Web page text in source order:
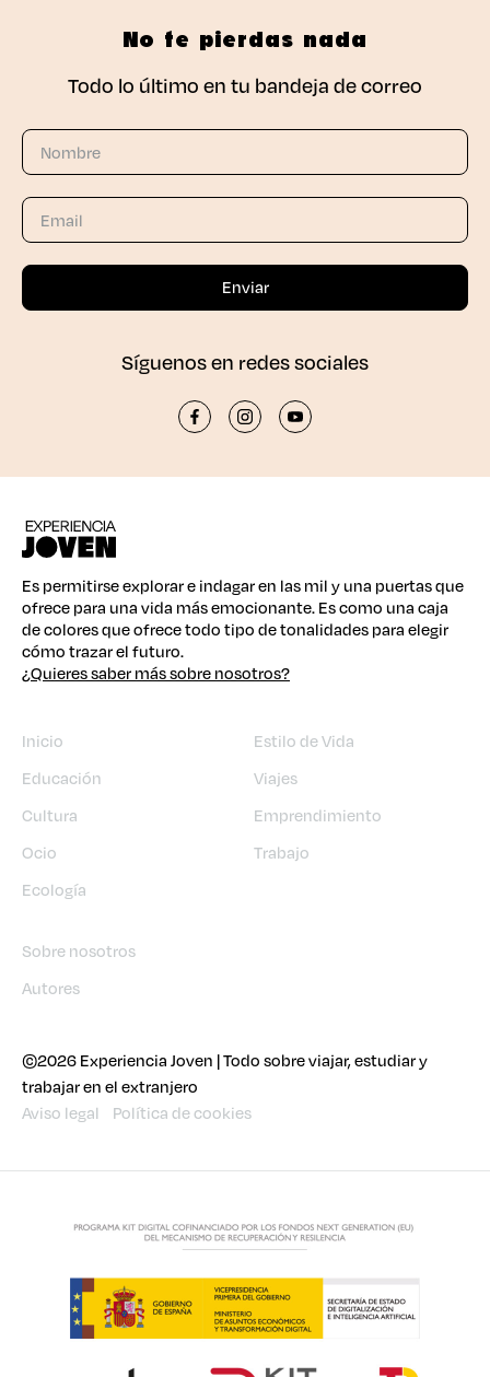
No te pierdas nada
Todo lo último en tu bandeja de correo
Síguenos en redes sociales
Es permitirse explorar e indagar en las mil y una puertas que
ofrece para una vida más emocionante. Es como una caja
de colores que ofrece todo tipo de tonalidades para elegir
cómo trazar el futuro.
¿Quieres saber más sobre nosotros?
Inicio
Educación
Cultura
Ocio
Ecología
Estilo de Vida
Viajes
Emprendimiento
Trabajo
Sobre nosotros
Autores
©2026 Experiencia Joven | Todo sobre viajar, estudiar y
trabajar en el extranjero
Aviso legal
Política de cookies